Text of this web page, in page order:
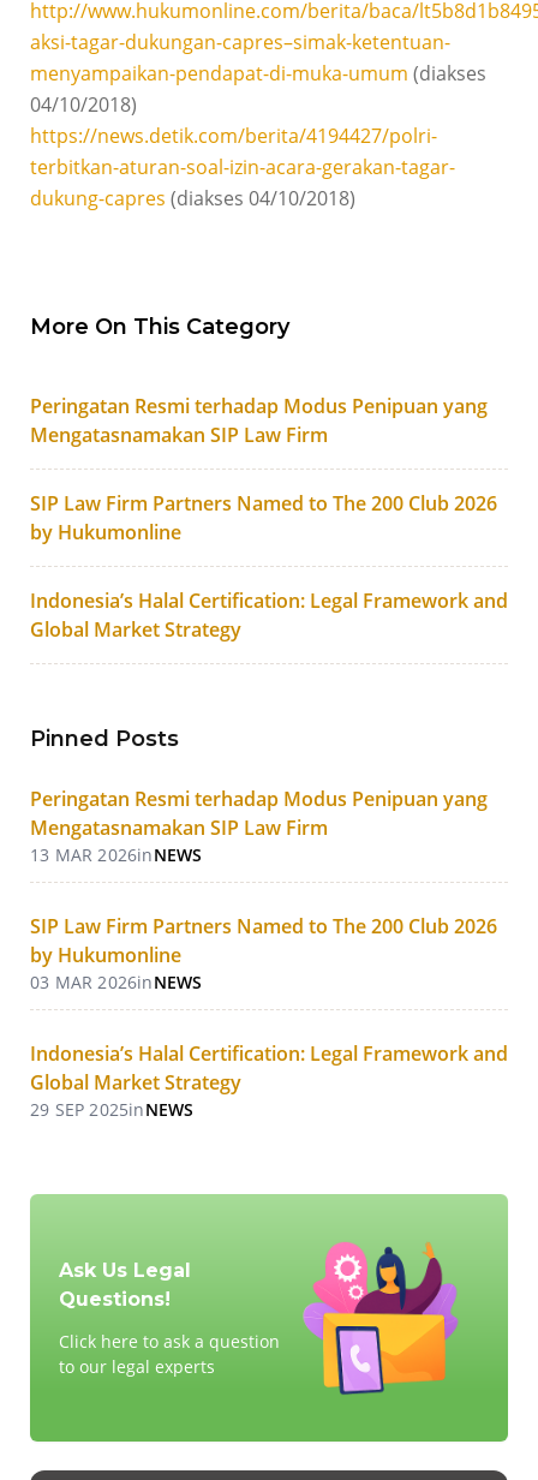
http://www.hukumonline.com/berita/baca/
aksi-tagar-dukungan-capres–simak-ketentuan-
menyampaikan-pendapat-di-muka-umum (diakses
04/10/2018)
https://news.detik.com/berita/4194427/polri-
terbitkan-aturan-soal-izin-acara-gerakan-tagar-
dukung-capres (diakses 04/10/2018)
More On This Category
Peringatan Resmi terhadap Modus Penipuan yang
Mengatasnamakan SIP Law Firm
SIP Law Firm Partners Named to The 200 Club 2026
by Hukumonline
Indonesia’s Halal Certification: Legal Framework and
Global Market Strategy
Pinned Posts
Peringatan Resmi terhadap Modus Penipuan yang
Mengatasnamakan SIP Law Firm
13 MAR 2026inNEWS
SIP Law Firm Partners Named to The 200 Club 2026
by Hukumonline
03 MAR 2026inNEWS
Indonesia’s Halal Certification: Legal Framework and
Global Market Strategy
29 SEP 2025inNEWS
Ask Us Legal
Questions!
Click here to ask a question
to our legal experts